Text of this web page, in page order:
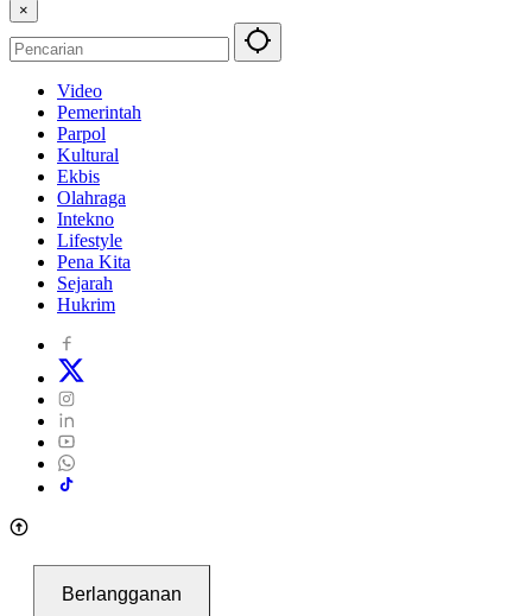
×
Video
Pemerintah
Parpol
Kultural
Ekbis
Olahraga
Intekno
Lifestyle
Pena Kita
Sejarah
Hukrim
Berlangganan